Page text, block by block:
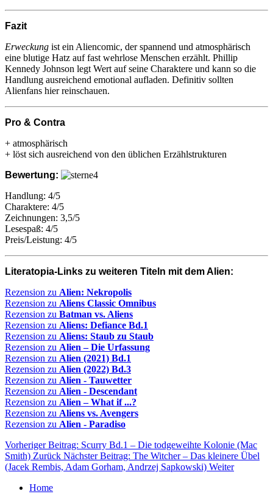
Fazit
Erweckung ist ein Aliencomic, der spannend und atmosphärisch
eine blutige Hatz auf fast wehrlose Menschen erzählt. Phillip
Kennedy Johnson legt Wert auf seine Charaktere und kann so die
Handlung ausreichend emotional aufladen. Definitiv sollten
Alienfans hier reinschauen.
Pro & Contra
+ atmosphärisch
+ löst sich ausreichend von den üblichen Erzählstrukturen
Bewertung:
Handlung: 4/5
Charaktere: 4/5
Zeichnungen: 3,5/5
Lesespaß: 4/5
Preis/Leistung: 4/5
Literatopia-Links zu weiteren Titeln mit dem Alien:
Rezension zu Alien: Nekropolis
Rezension zu Aliens Classic Omnibus
Rezension zu Batman vs. Aliens
Rezension zu Aliens: Defiance Bd.1
Rezension zu Aliens: Staub zu Staub
Rezension zu Alien – Die Urfassung
Rezension zu Alien (2021) Bd.1
Rezension zu Alien (2022) Bd.3
Rezension zu Alien - Tauwetter
Rezension zu Alien - Descendant
Rezension zu Alien – What if ...?
Rezension zu Aliens vs. Avengers
Rezension zu Alien - Paradiso
Vorheriger Beitrag: Scurry Bd.1 – Die todgeweihte Kolonie (Mac
Smith) Zurück Nächster Beitrag: The Witcher – Das kleinere Übel
(Jacek Rembis, Adam Gorham, Andrzej Sapkowski) Weiter
Home